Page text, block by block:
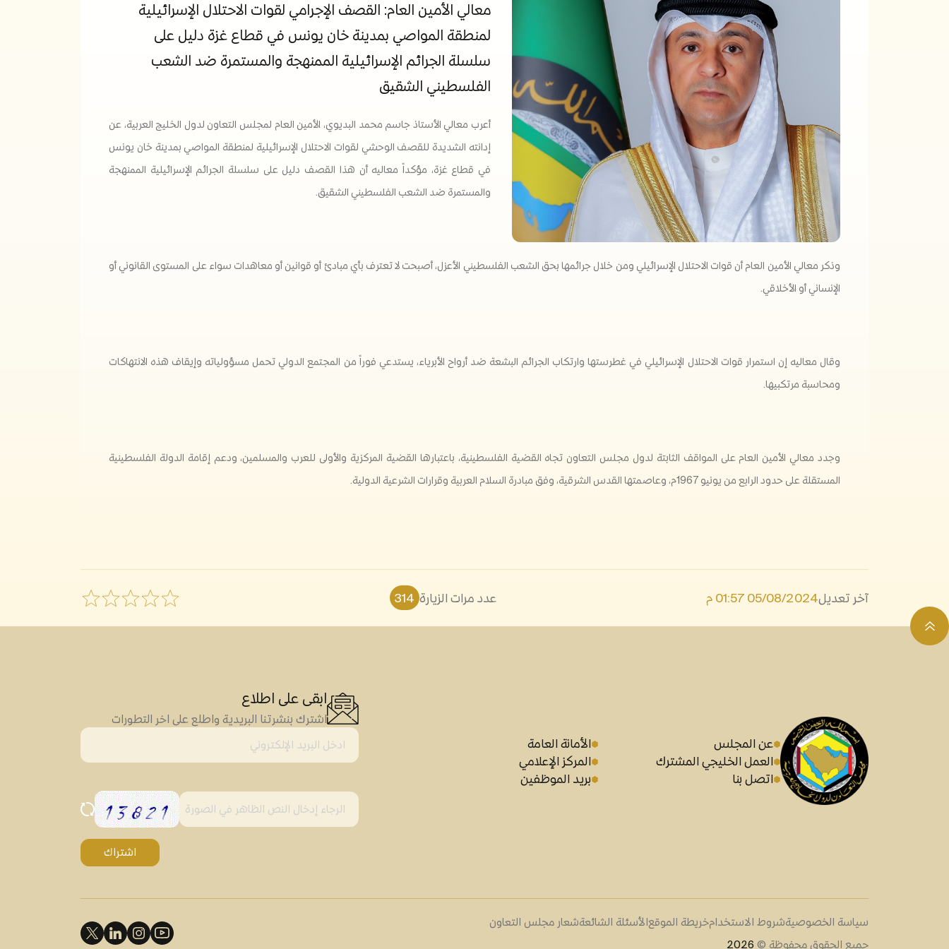
معالي الأمين العام: القصف الإجرامي لقوات الاحتلال الإسرائيلية
لمنطقة المواصي بمدينة خان يونس في قطاع غزة دليل على
سلسلة الجرائم الإسرائيلية الممنهجة والمستمرة ضد الشعب
الفلسطيني الشقيق
أعرب معالي الأستاذ جاسم محمد البديوي، الأمين العام لمجلس التعاون لدول الخليج العربية، عن
إدانته الشديدة للقصف الوحشي لقوات الاحتلال الإسرائيلية لمنطقة المواصي بمدينة خان يونس
في قطاع غزة، مؤكداً معاليه أن هذا القصف دليل على سلسلة الجرائم الإسرائيلية الممنهجة
والمستمرة ضد الشعب الفلسطيني الشقيق.
وذكر معالي الأمين العام أن قوات الاحتلال الإسرائيلي ومن خلال جرائمها بحق الشعب الفلسطيني الأعزل، أصبحت لا تعترف بأي مبادئ أو قوانين أو معاهدات سواء على المستوى القانوني أو
الإنساني أو الأخلاقي.
وقال معاليه إن استمرار قوات الاحتلال الإسرائيلي في غطرستها وارتكاب الجرائم البشعة ضد أرواح الأبرياء، يستدعي فوراً من المجتمع الدولي تحمل مسؤولياته وإيقاف هذه الانتهاكات
ومحاسبة مرتكبيها.
وجدد معالي الأمين العام على المواقف الثابتة لدول مجلس التعاون تجاه القضية الفلسطينية، باعتبارها القضية المركزية والأولى للعرب والمسلمين، ودعم إقامة الدولة الفلسطينية
المستقلة على حدود الرابع من يونيو 1967م، وعاصمتها القدس الشرقية، وفق مبادرة السلام العربية وقرارات الشرعية الدولية.
آخر تعديل05/08/2024 01:57 م عدد مرات الزيارة 314
عن المجلس
الأمانة العامة
العمل الخليجي المشترك
المركز الإعلامي
اتصل بنا
بريد الموظفين
ابقى على اطلاع
اشترك بنشرتنا البريدية واطلع على اخر التطورات
سياسة الخصوصيةشروط الاستخدامخريطة الموقعالأسئلة الشائعةشعار مجلس التعاون
جميع الحقوق محفوظة © 2026